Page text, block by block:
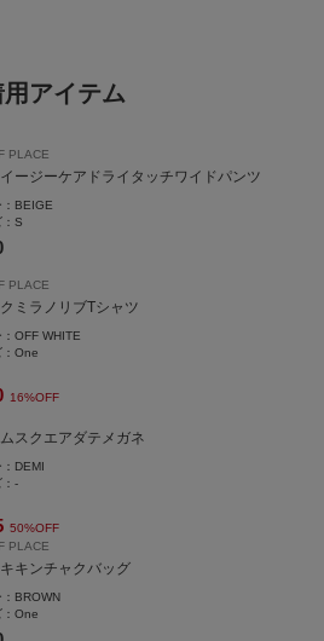
アイテム
PLACE
イージーケアドライタッチワイドパンツ
BEIGE
：S
PLACE
ミラノリブTシャツ
：OFF WHITE
：One
16%OFF
スクエアダテメガネ
DEMI
：-
50%OFF
PLACE
キンチャクバッグ
BROWN
：One